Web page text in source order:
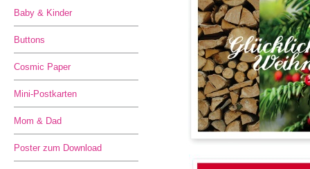
Baby & Kinder
Buttons
Cosmic Paper
Mini-Postkarten
Mom & Dad
Poster zum Download